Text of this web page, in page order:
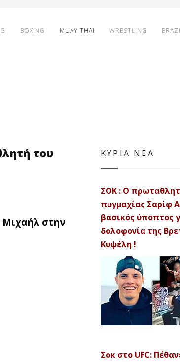
BOXING MUAY THAI WRESTLING
του
Μιχαήλ στην
ΚΥΡΙΑ ΝΕΑ
ΣΟΚ : Ο
πυγμαχίας Σαρίφ
βασικός ύποπτος
δολοφονία της
Κυψέλη !
Σοκ στο UFC: